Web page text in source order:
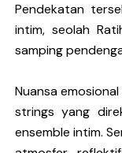
Pendekatan
intim, seolah
samping
Nuansa
strings yang
ensemble intim.